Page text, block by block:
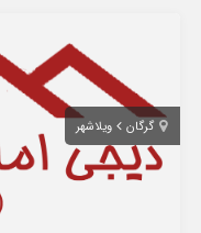
گرگان ویلاشهر